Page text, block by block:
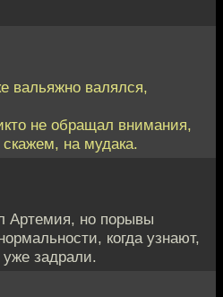
вальяжно валялся,
не обращал внимания,
на мудака.
Артемия, но порывы
когда узнают,
задрали.